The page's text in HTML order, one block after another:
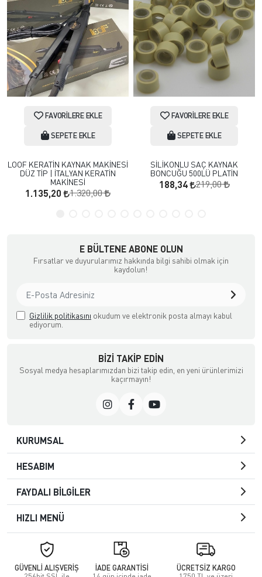
FAVORILERE EKLE
SEPETE EKLE
LOOF KERATİN KAYNAK MAKİNESİ
DÜZ TİP | İTALYAN KERATİN
MAKİNESİ
1.135,20 1.320,00
FAVORILERE EKLE
SEPETE EKLE
SİLİKONLU SAÇ KAYNAK
BONCUĞU 500LÜ PLATİN
188,34 219,00
E BÜLTENE ABONE OLUN
Fırsatlar ve duyurularımız hakkında bilgi sahibi olmak için
kaydolun!
Gizlilik politikasını okudum ve elektronik posta almayı kabul
ediyorum.
BIZI TAKIP EDIN
Sosyal medya hesaplarımızdan bizi takip edin, en yeni ürünlerimizi
kaçırmayın!
KURUMSAL
HESABIM
FAYDALI BİLGİLER
HIZLI MENÜ
GÜVENLİ ALIŞVERİŞ İADE GARANTİSİ ÜCRETSİZ KARGO